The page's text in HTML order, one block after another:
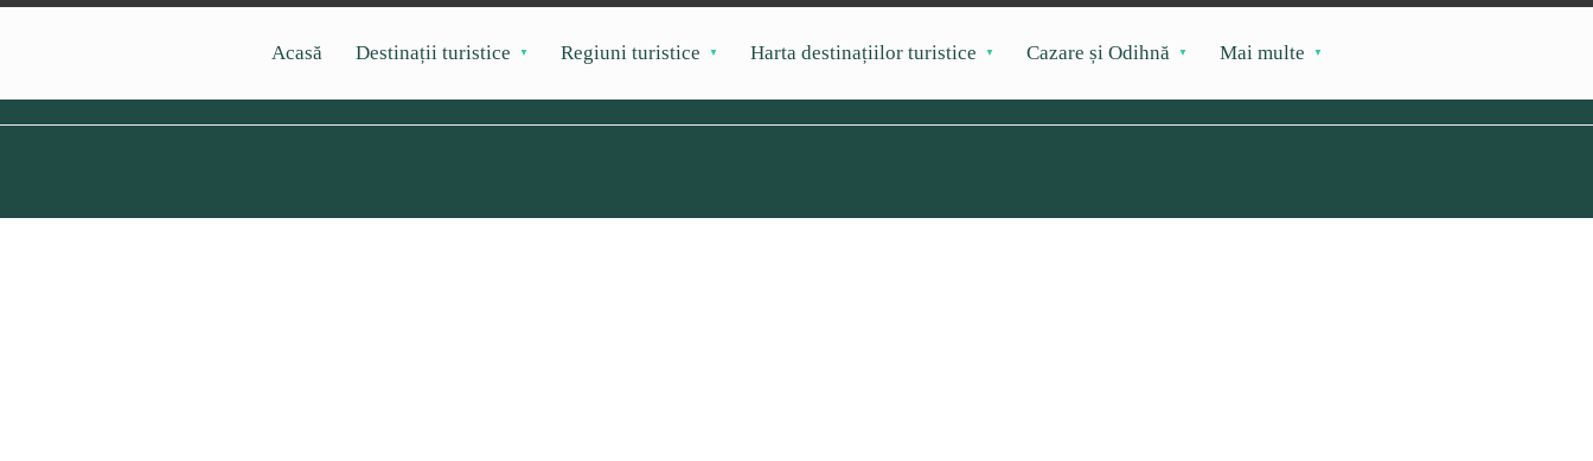
Acasă Destinații turistice Regiuni turistice Harta destinațiilor turistice Cazare și Odihnă Mai multe